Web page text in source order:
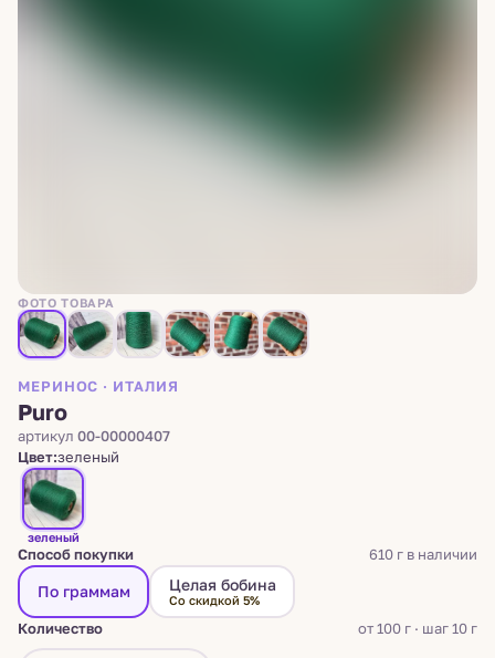
ФОТО ТОВАРА
МЕРИНОС · ИТАЛИЯ
Puro
артикул 00-00000407
Цвет:зеленый
зеленый
Способ покупки 610 г в наличии
По граммам Целая бобина
Со скидкой 5%
Количество от 100 г · шаг 10 г